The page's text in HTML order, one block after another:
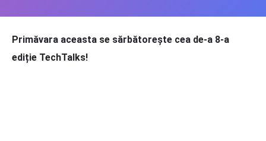
Primăvara aceasta se sărbătorește cea de-a 8-a
ediție TechTalks!